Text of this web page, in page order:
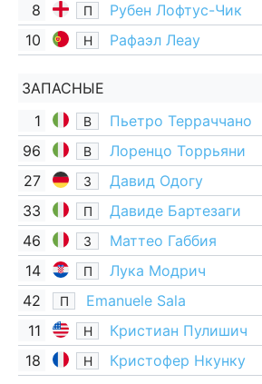
8 П Рубен Лофтус-Чик
10 Н Рафаэл Леау
ЗАПАСНЫЕ
1
В
Пьетро Терраччано
96
В
Лоренцо Торрьяни
27
З
Давид Одогу
33
П Давиде Бартезаги
46 З
Маттео Габбия
14
П Лука Модрич
42 П
Emanuele Sala
11
Н Кристиан Пулишич
18 Н Кристофер Нкунку